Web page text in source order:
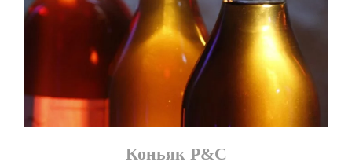
Коньяк P&C